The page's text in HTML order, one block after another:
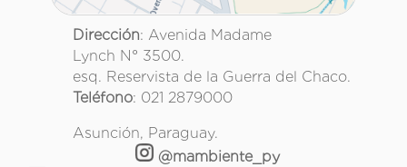
Dirección: Avenida Madame
Lynch N° 3500.
esq. Reservista de la Guerra del Chaco.
Teléfono: 021 2879000
Asunción, Paraguay.
@mambiente_py